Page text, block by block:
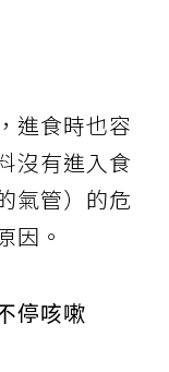
進食時也容
沒有進入食
氣管）的危
因。
停咳嗽